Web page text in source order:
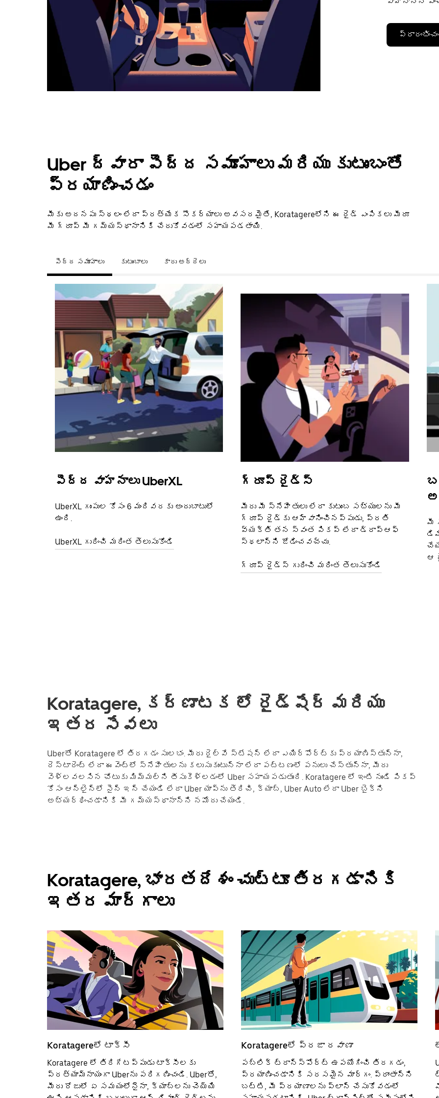
Uber ద్వారా పెద్ద సమూహాలు మరియు కుటుంబంతో
ప్రయాణించడం
మీకు అదనపు స్థలం లేదా ప్రత్యేక సౌకర్యాలు అవసరమైతే, Koratagereలోని ఈ రైడ్ ఎంపికలు మీరూ
మీ గ్రూప్ మీ గమ్యస్థానానికి చేరుకోవడంలో సహాయపడతాయి.
పెద్ద సమూహాలు కుటుంబాలు కారు అద్దెలు
పెద్ద వాహనాలు UberXL
UberXL గుంపుల కోసం 6 మందివరకు అందుబాటులో
ఉంది.
UberXL గురించి మరింత తెలుసుకోండి
గ్రూప్ రైడ్స్
మీరు మీ స్నేహితులు లేదా కుటుంబ సభ్యులను మీ
గ్రూప్ రైడ్‌కు ఆహ్వానించినప్పుడు, ప్రతి
వ్యక్తి తన స్వంత పికప్ లేదా డ్రాప్‌ఆఫ్
స్థలాన్ని జోడించవచ్చు.
గ్రూప్ రైడ్స్ గురించి మరింత తెలుసుకోండి
మీ
ఆ
Koratagere, కర్ణాటక లో రైడ్‌షేర్ మరియు
ఇతర సేవలు
Uberతో Koratagere లో తిరగడం సులభం. మీరు రైల్వే స్టేషన్ లేదా ఎయిర్‌పోర్ట్‌కు ప్రయాణిస్తున్నా,
రెస్టారెంట్ లేదా ఈవెంట్లో స్నేహితులను కలుసుకుంటున్నా లేదా పట్టణంలో పనులు చేస్తున్నా, మీరు
వెళ్లవలసిన చోటుకు మిమ్మల్ని తీసుకెళ్లడంలో Uber సహాయపడుతుంది. Koratagere లో ఇంటి నుండి పికప్
కోసం ఆన్‌లైన్‌లో సైన్ ఇన్ చేయండి లేదా Uber యాప్‌ను తెరిచి, క్యాబ్, Uber Auto లేదా Uber బైక్‌ని
అభ్యర్థించడానికి మీ గమ్యస్థానాన్ని నమోదు చేయండి.
Koratagere, భారతదేశం చుట్టూ తిరగడానికి
ఇతర మార్గాలు
Koratagereలో టాక్సీ
Koratagere లో తిరిగేటప్పుడు టాక్సీలకు
ప్రత్యామ్నాయంగా Uberను పరిగణించండి. Uberతో,
మీరు రోజులో ఏ సమయంలోనైనా, క్యాబ్‌లను చెయ్యి
Koratagereలో ప్రజా రవాణా
పబ్లిక్ ట్రాన్స్‌పోర్ట్‌ ఉపయోగించి తిరగడం,
ప్రయాణించడానికి సరసమైన మార్గం. ప్రాంతాన్ని
బట్టి, మీ ప్రయాణాలను ప్లాన్ చేసుకోవడంలో